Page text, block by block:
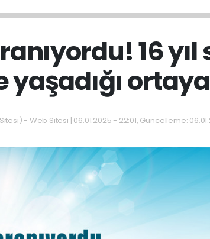
16
ortaya
- Web Sitesi | 06.01.2025 - 22:01, Güncelleme: